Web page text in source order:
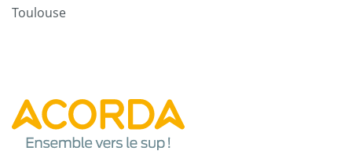
Toulouse